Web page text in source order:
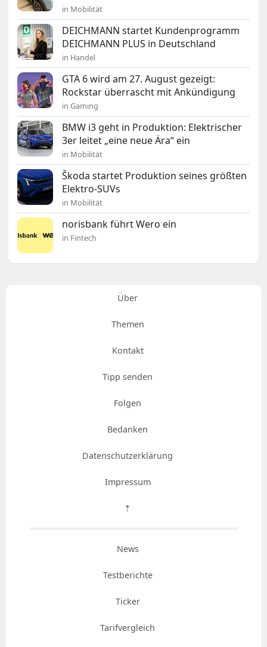
in Mobilität
DEICHMANN startet Kundenprogramm
DEICHMANN PLUS in Deutschland
in Handel
GTA 6 wird am 27. August gezeigt:
Rockstar überrascht mit Ankündigung
in Gaming
BMW i3 geht in Produktion: Elektrischer
3er leitet „eine neue Ära“ ein
in Mobilität
Škoda startet Produktion seines größten
Elektro-SUVs
in Mobilität
norisbank führt Wero ein
in Fintech
Über
Themen
Kontakt
Tipp senden
Folgen
Bedanken
Datenschutzerklärung
Impressum
⇡
News
Testberichte
Ticker
Tarifvergleich